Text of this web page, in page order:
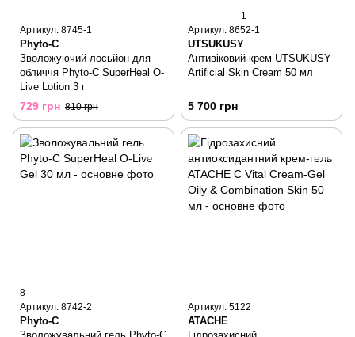
Артикул: 8745-1
Phyto-C
Зволожуючий лосьйон для
обличчя Phyto-C SuperHeal O-
Live Lotion 3 г
729 грн 810 грн
1
Артикул: 8652-1
UTSUKUSY
Антивіковий крем UTSUKUSY
Artificial Skin Cream 50 мл
5 700 грн
8
Артикул: 8742-2
Phyto-C
Артикул: 5122
ATACHE